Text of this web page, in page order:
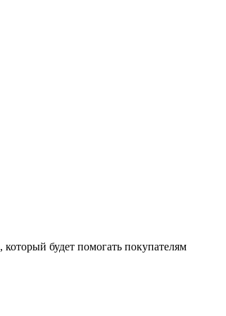
будет помогать покупателям